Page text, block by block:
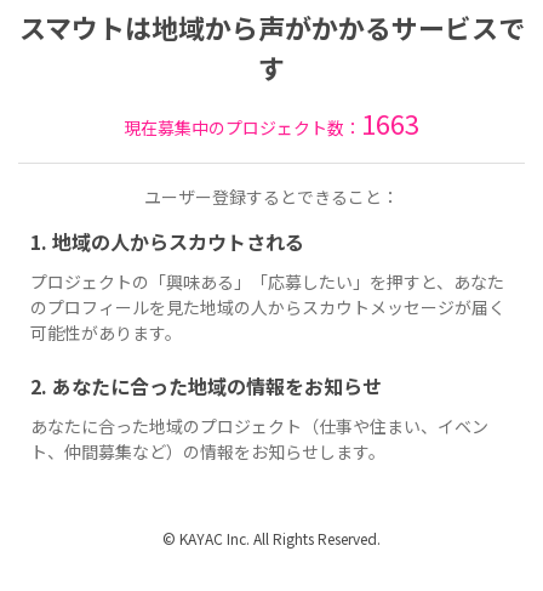
スマウトは地域から声がかかるサービスで
す
現在募集中のプロジェクト数： 1663
ユーザー登録するとできること：
1. 地域の人からスカウトされる
プロジェクトの「興味ある」「応募したい」を押すと、あなた
のプロフィールを見た地域の人からスカウトメッセージが届く
可能性があります。
2. あなたに合った地域の情報をお知らせ
あなたに合った地域のプロジェクト（仕事や住まい、イベン
ト、仲間募集など）の情報をお知らせします。
© KAYAC Inc. All Rights Reserved.